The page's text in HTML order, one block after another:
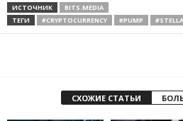
ИСТОЧНИК
BITS.MEDIA
ТЕГИ
#CRYPTOCURRENCY #PUMP
СХОЖИЕ СТАТЬИ